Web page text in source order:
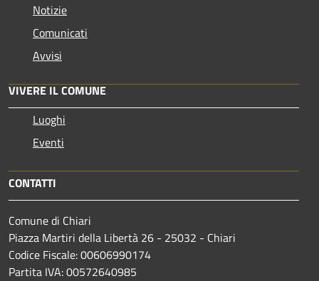
Notizie
Comunicati
Avvisi
VIVERE IL COMUNE
Luoghi
Eventi
CONTATTI
Comune di Chiari
Piazza Martiri della Libertà 26 - 25032 - Chiari
Codice Fiscale: 00606990174
Partita IVA: 00572640985